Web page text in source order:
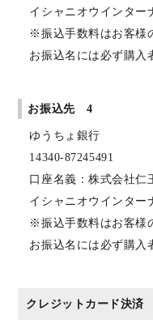
イシャニオウインター
※振込手数料はお客様
お振込名には必ず購入
お振込先 4
ゆうちょ銀行
14340-87245491
口座名義：株式会社仁
イシャニオウインター
※振込手数料はお客様
お振込名には必ず購入
クレジットカード決済